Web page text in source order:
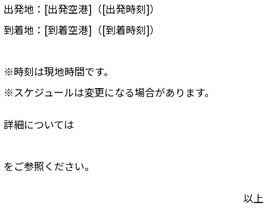
出発地：[出発空港]（[出発時刻]）
到着地：[到着空港]（[到着時刻]）
※時刻は現地時間です。
※スケジュールは変更になる場合があります。
詳細については
をご参照ください。
以上